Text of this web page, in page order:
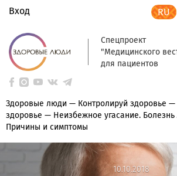
Вход RU
Спецпроект
"Медицинского
для пациентов
Здоровые люди — Контролируй здоровье —
здоровье — Неизбежное угасание.
Причины и симптомы
10.10.2018